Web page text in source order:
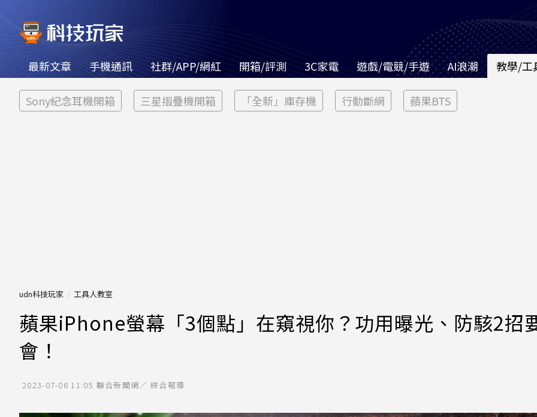
最新文章 手機通訊 社群/APP/網紅 開箱/評測 3C家電 遊戲/電競/手遊 AI浪潮 教學/工
Sony紀念耳機開箱 三星摺疊機開箱 「全新」庫存機 行動斷網 蘋果BTS
udn科技玩家 工具人教室
蘋果iPhone螢幕「3個點」在窺視你？功用曝光、防駭2招
會！
2023-07-06 11:05 聯合新聞網／ 綜合報導